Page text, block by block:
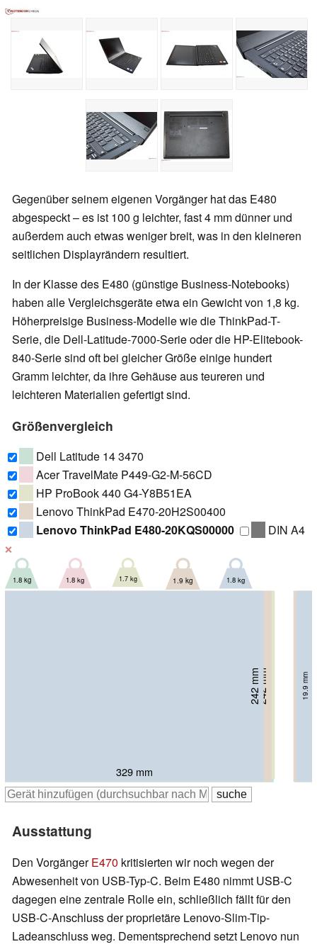
Gegenüber seinem eigenen Vorgänger hat das E480
abgespeckt – es ist 100 g leichter, fast 4 mm dünner und
außerdem auch etwas weniger breit, was in den kleineren
seitlichen Displayrändern resultiert.
In der Klasse des E480 (günstige Business-Notebooks)
haben alle Vergleichsgeräte etwa ein Gewicht von 1,8 kg.
Höherpreisige Business-Modelle wie die ThinkPad-T-
Serie, die Dell-Latitude-7000-Serie oder die HP-Elitebook-
840-Serie sind oft bei gleicher Größe einige hundert
Gramm leichter, da ihre Gehäuse aus teureren und
leichteren Materialien gefertigt sind.
Größenvergleich
Dell Latitude 14 3470
Acer TravelMate P449-G2-M-56CD
HP ProBook 440 G4-Y8B51EA
Lenovo ThinkPad E470-20H2S00400
Lenovo ThinkPad E480-20KQS00000
DIN A4
❌
342 mm
243 mm 23 mm
1.8 kg
342 mm
236 mm 22.3 mm
1.8 kg
343.2 mm
239 mm 20.3 mm
1.7 kg
339 mm
242 mm 23.7 mm
1.9 kg
329 mm
242 mm 19.9 mm
1.8 kg
Ausstattung
Den VorgängerE470 kritisierten wir noch wegen der
Abwesenheit von USB-Typ-C. Beim E480 nimmt USB-C
dagegen eine zentrale Rolle ein, schließlich fällt für den
USB-C-Anschluss der proprietäre Lenovo-Slim-Tip-
Ladeanschluss weg. Dementsprechend setzt Lenovo nun